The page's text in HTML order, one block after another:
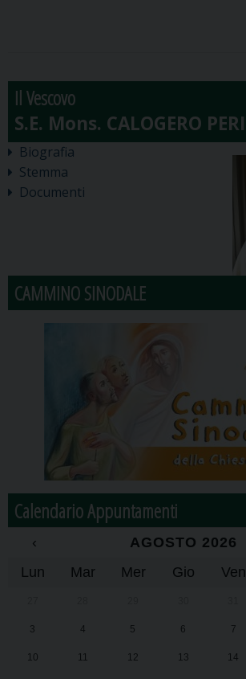
Il Vescovo
Biografia
Stemma
Documenti
CAMMINO SINODALE
Calendario Appuntamenti
‹ AGOSTO 2026
Lun
Mar Mer Gio Ven
3 4 5 6 7
10 11 12 13 14